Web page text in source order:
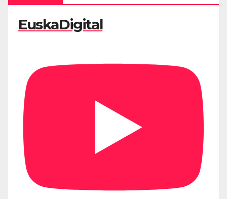
EuskaDigital